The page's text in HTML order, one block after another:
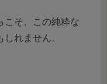
こそ、この純粋な
れません。